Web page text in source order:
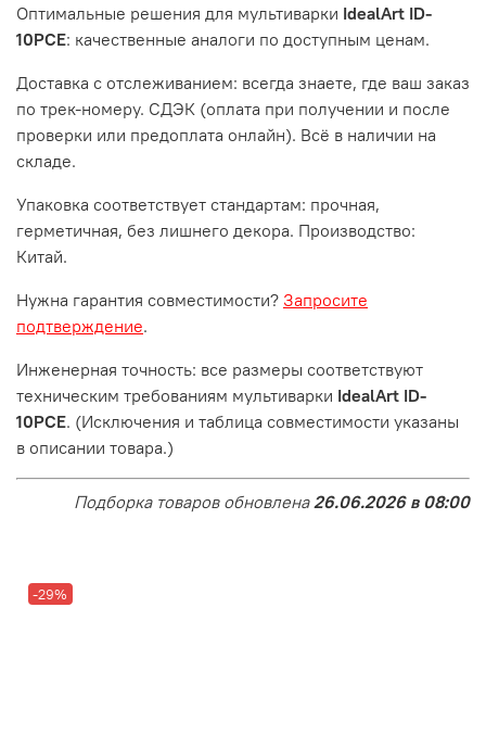
Оптимальные решения для мультиварки IdealArt ID-
10PCE: качественные аналоги по доступным ценам.
Доставка с отслеживанием: всегда знаете, где ваш заказ
по трек-номеру. СДЭК (оплата при получении и после
проверки или предоплата онлайн). Всё в наличии на
складе.
Упаковка соответствует стандартам: прочная,
герметичная, без лишнего декора. Производство:
Китай.
Нужна гарантия совместимости? Запросите
подтверждение.
Инженерная точность: все размеры соответствуют
техническим требованиям мультиварки IdealArt ID-
10PCE. (Исключения и таблица совместимости указаны
в описании товара.)
Подборка товаров обновлена 26.06.2026 в 08:00
-29%